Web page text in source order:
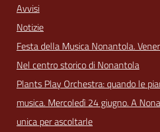
Avvisi
Notizie
Festa della Musica Nonantola.
Nel centro storico di Nonantola
Plants Play Orchestra: quando le
musica. Mercoledì 24 giugno. A
unica per ascoltarle